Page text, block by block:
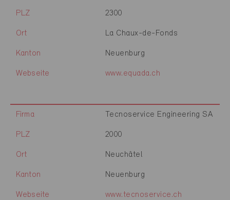
PLZ 2300
Ort La Chaux-de-Fonds
Kanton Neuenburg
Webseite www.equada.ch
Firma Tecnoservice Engineering SA
PLZ 2000
Ort Neuchâtel
Kanton Neuenburg
Webseite www.tecnoservice.ch